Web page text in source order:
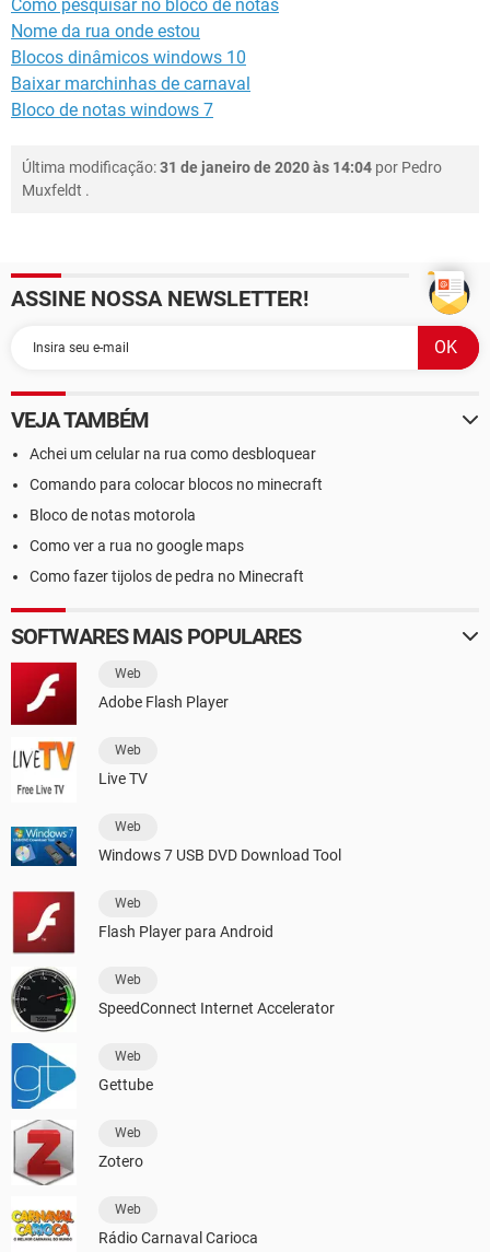
Como pesquisar no bloco de notas
Nome da rua onde estou
Blocos dinâmicos windows 10
Baixar marchinhas de carnaval
Bloco de notas windows 7
Última modificação:31 de janeiro de 2020 às 14:04 por Pedro
Muxfeldt .
ASSINE NOSSA NEWSLETTER!
VEJA TAMBÉM
Achei um celular na rua como desbloquear
Comando para colocar blocos no minecraft
Bloco de notas motorola
Como ver a rua no google maps
Como fazer tijolos de pedra no Minecraft
SOFTWARES MAIS POPULARES
Web
Adobe Flash Player
Web
Live TV
Web
Windows 7 USB DVD Download Tool
Web
Flash Player para Android
Web
SpeedConnect Internet Accelerator
Web
Gettube
Web
Zotero
Web
Rádio Carnaval Carioca